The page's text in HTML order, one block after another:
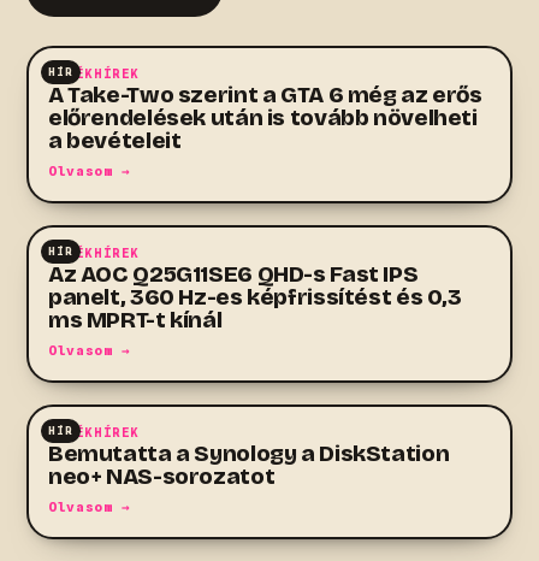
HÍR
JÁTÉKHÍREK
A Take-Two szerint a GTA 6 még az erős
előrendelések után is tovább növelheti
a bevételeit
Olvasom →
HÍR
JÁTÉKHÍREK
Az AOC Q25G11SE6 QHD-s Fast IPS
panelt, 360 Hz-es képfrissítést és 0,3
ms MPRT-t kínál
Olvasom →
HÍR
JÁTÉKHÍREK
Bemutatta a Synology a DiskStation
neo+ NAS-sorozatot
Olvasom →